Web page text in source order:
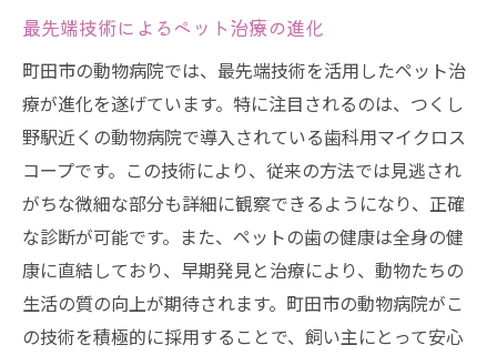
最先端技術によるペット治療の進化
町田市の動物病院では、最先端技術を活用したペット治
療が進化を遂げています。特に注目されるのは、つくし
野駅近くの動物病院で導入されている歯科用マイクロス
コープです。この技術により、従来の方法では見逃され
がちな微細な部分も詳細に観察できるようになり、正確
な診断が可能です。また、ペットの歯の健康は全身の健
康に直結しており、早期発見と治療により、動物たちの
生活の質の向上が期待されます。町田市の動物病院がこ
の技術を積極的に採用することで、飼い主にとって安心